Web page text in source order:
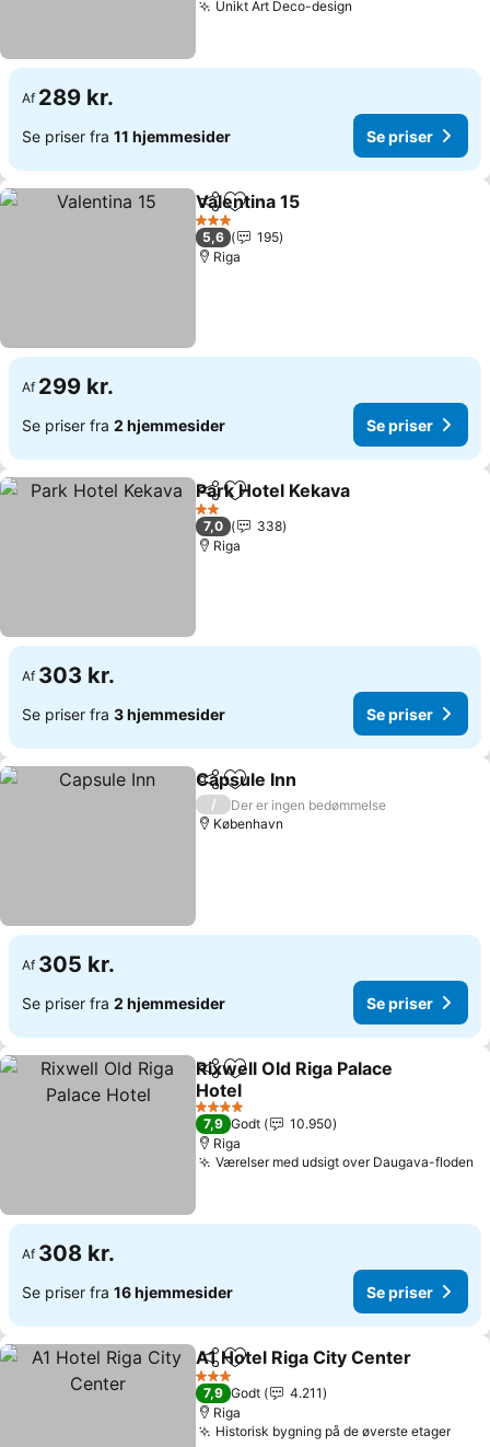
Unikt Art Deco-design
Af 289 kr.
Se priser fra 11 hjemmesider Se priser
Del Føj til favoritter
Valentina 15
3 Stjerner
5,6
195
Riga
Af 299 kr.
Se priser fra 2 hjemmesider Se priser
Del Føj til favoritter
Park Hotel Kekava
2 Stjerner
7,0
338
Riga
Af 303 kr.
Se priser fra 3 hjemmesider Se priser
Del Føj til favoritter
Capsule Inn
/
Der er ingen bedømmelse
København
Af 305 kr.
Se priser fra 2 hjemmesider Se priser
Del Føj til favoritter
Rixwell Old Riga Palace
Hotel
Se priser
4 Stjerner
7,9 Godt
10.950
Riga
Værelser med udsigt over Daugava-floden
Af 308 kr.
Se priser fra 16 hjemmesider Se priser
Del Føj til favoritter
A1 Hotel Riga City Center
3 Stjerner
7,9 Godt
4.211
Riga
Historisk bygning på de øverste etagerSe